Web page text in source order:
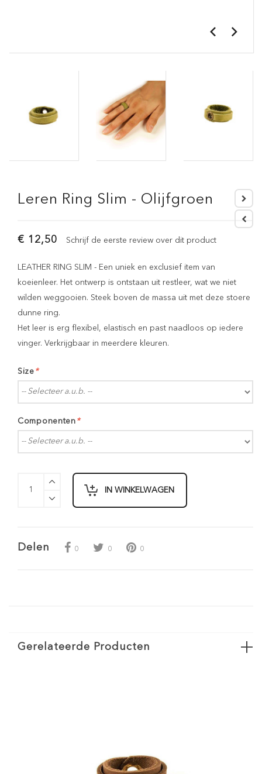
Leren Ring Slim - Olijfgroen
€ 12,50 Schrijf de eerste review over dit product
LEATHER RING SLIM - Een uniek en exclusief item van
koeienleer. Het ontwerp is ontstaan uit restleer, wat we niet
wilden weggooien. Steek boven de massa uit met deze stoere
dunne ring.
Het leer is erg flexibel, elastisch en past naadloos op iedere
vinger. Verkrijgbaar in meerdere kleuren.
*
Size
*
Componenten
IN WINKELWAGEN
Delen 0 0 0
Gerelateerde Producten